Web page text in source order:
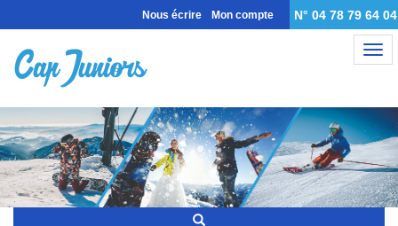
Nous écrire Mon compte N° 04 78 79 64 04